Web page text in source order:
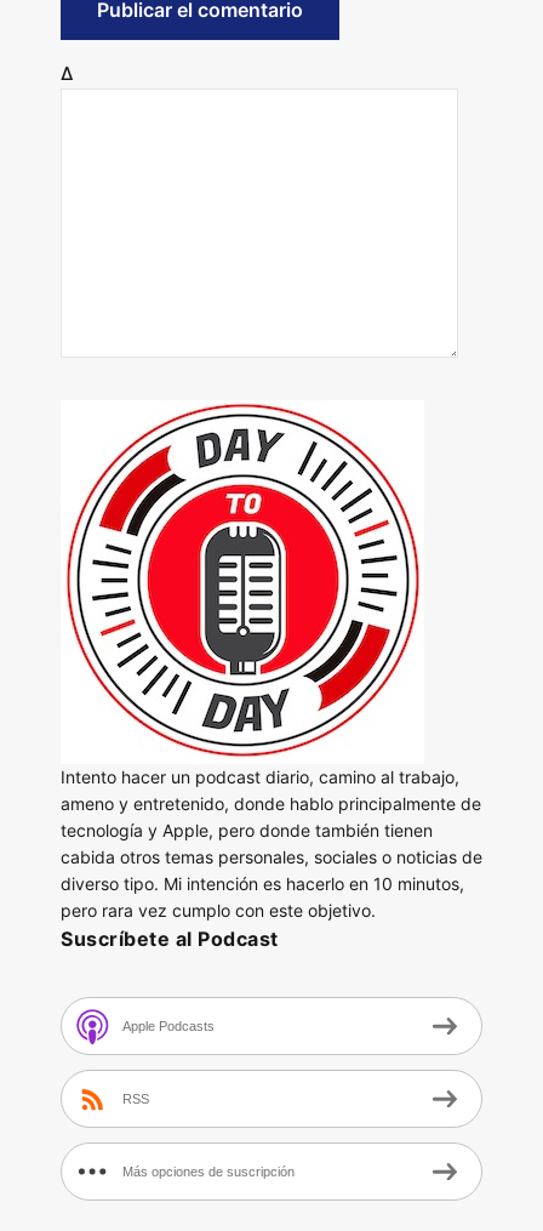
Δ
Intento hacer un podcast diario, camino al trabajo,
ameno y entretenido, donde hablo principalmente de
tecnología y Apple, pero donde también tienen
cabida otros temas personales, sociales o noticias de
diverso tipo. Mi intención es hacerlo en 10 minutos,
pero rara vez cumplo con este objetivo.
Suscríbete al Podcast
Apple Podcasts
RSS
Más opciones de suscripción